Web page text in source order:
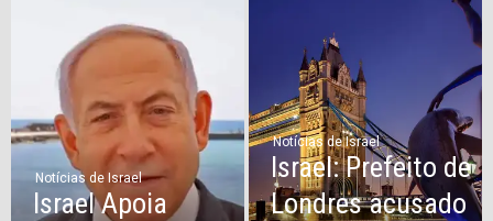
Notícias de Israel
Israel Apoia
Notícias de Israel
Israel: Prefeito de
Londres acusado